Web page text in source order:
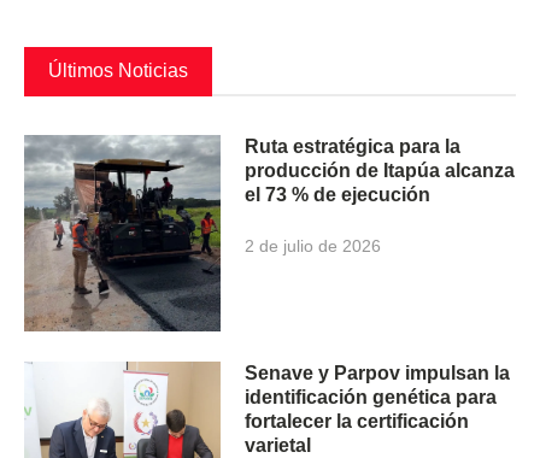
Últimos Noticias
Ruta estratégica para la
producción de Itapúa alcanza
el 73 % de ejecución
2 de julio de 2026
Senave y Parpov impulsan la
identificación genética para
fortalecer la certificación
varietal